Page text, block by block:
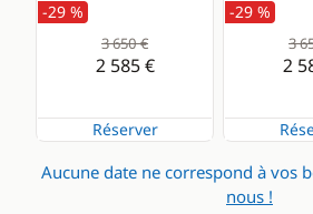
-29 %
3 650 €
2 585 €
Réserver
-29 %
3
2
Aucune date ne correspond à vos
nous !